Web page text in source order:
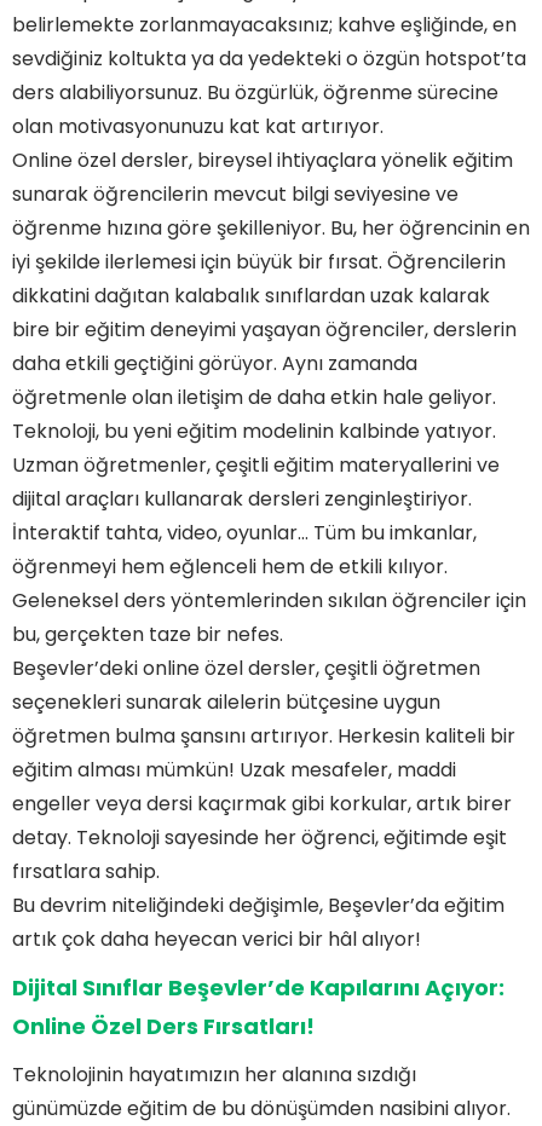
belirlemekte zorlanmayacaksınız; kahve eşliğinde, en
sevdiğiniz koltukta ya da yedekteki o özgün hotspot’ta
ders alabiliyorsunuz. Bu özgürlük, öğrenme sürecine
olan motivasyonunuzu kat kat artırıyor.
Online özel dersler, bireysel ihtiyaçlara yönelik eğitim
sunarak öğrencilerin mevcut bilgi seviyesine ve
öğrenme hızına göre şekilleniyor. Bu, her öğrencinin en
iyi şekilde ilerlemesi için büyük bir fırsat. Öğrencilerin
dikkatini dağıtan kalabalık sınıflardan uzak kalarak
bire bir eğitim deneyimi yaşayan öğrenciler, derslerin
daha etkili geçtiğini görüyor. Aynı zamanda
öğretmenle olan iletişim de daha etkin hale geliyor.
Teknoloji, bu yeni eğitim modelinin kalbinde yatıyor.
Uzman öğretmenler, çeşitli eğitim materyallerini ve
dijital araçları kullanarak dersleri zenginleştiriyor.
İnteraktif tahta, video, oyunlar… Tüm bu imkanlar,
öğrenmeyi hem eğlenceli hem de etkili kılıyor.
Geleneksel ders yöntemlerinden sıkılan öğrenciler için
bu, gerçekten taze bir nefes.
Beşevler’deki online özel dersler, çeşitli öğretmen
seçenekleri sunarak ailelerin bütçesine uygun
öğretmen bulma şansını artırıyor. Herkesin kaliteli bir
eğitim alması mümkün! Uzak mesafeler, maddi
engeller veya dersi kaçırmak gibi korkular, artık birer
detay. Teknoloji sayesinde her öğrenci, eğitimde eşit
fırsatlara sahip.
Bu devrim niteliğindeki değişimle, Beşevler’da eğitim
artık çok daha heyecan verici bir hâl alıyor!
Dijital Sınıflar Beşevler’de Kapılarını Açıyor:
Online Özel Ders Fırsatları!
Teknolojinin hayatımızın her alanına sızdığı
günümüzde eğitim de bu dönüşümden nasibini alıyor.